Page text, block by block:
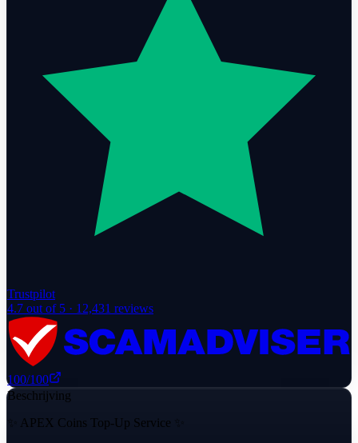
Trustpilot
4.7 out of 5 · 12,431 reviews
100/100
Beschrijving
✨ APEX Coins Top-Up Service ✨